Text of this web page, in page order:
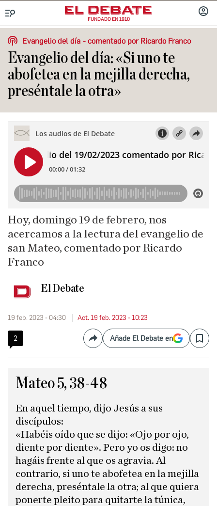
FUNDADO EN 1910
SESIÓN
Evangelio del día
comentado por Ricardo Franco
Evangelio del día: «Si uno te
abofetea en la mejilla derecha,
preséntale la otra»
Hoy, domingo 19 de febrero, nos
acercamos a la lectura del evangelio de
san Mateo, comentado por Ricardo
Franco
El Debate
19 feb. 2023 - 04:30 Act. 19 feb. 2023 - 10:23
2 CompartirAñade El Debate en Save
Mateo 5, 38-48
En aquel tiempo, dijo Jesús a sus
discípulos:
«Habéis oído que se dijo: «Ojo por ojo,
diente por diente». Pero yo os digo: no
hagáis frente al que os agravia. Al
contrario, si uno te abofetea en la mejilla
derecha, preséntale la otra; al que quiera
ponerte pleito para quitarte la túnica,